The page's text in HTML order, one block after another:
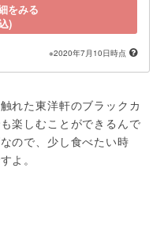
をみる
)
※2020年7月10日時点
れた東洋軒のブラックカ
楽しむことができるんで
ので、少し食べたい時
よ。